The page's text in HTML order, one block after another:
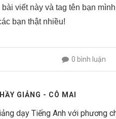
viết này và tag tên bạn
bạn thật nhiều!
0 bình luận
GIẢNG - CÔ MAI
dạy Tiếng Anh với phương